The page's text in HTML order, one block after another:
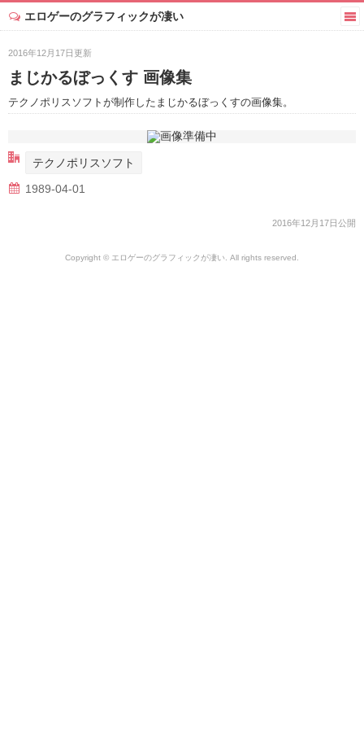
エロゲーのグラフィックが凄い
2016年12月17日更新
まじかるぼっくす 画像集
テクノポリスソフトが制作したまじかるぼっくすの画像集。
テクノポリスソフト
1989-04-01
2016年12月17日公開
Copyright © エロゲーのグラフィックが凄い. All rights reserved.